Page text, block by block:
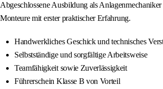
Abgeschlossene Ausbildung als
Monteure mit erster praktischer Erfahrung.
Handwerkliches Geschick und technisches
Selbstständige und sorgfältige Arbeitsweise
Teamfähigkeit sowie Zuverlässigkeit
Führerschein Klasse B von Vorteil